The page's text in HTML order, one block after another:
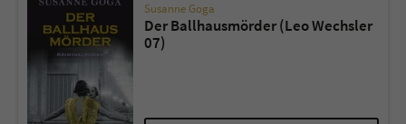
Susanne Goga
Der Ballhausmörder (Leo Wechsler
07)